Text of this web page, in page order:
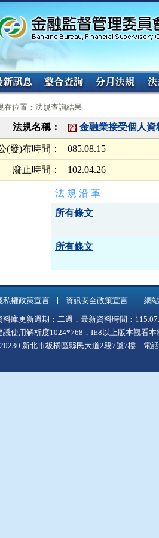
在位置：法規查詢結果
法規名稱： 廢 金融業接受個人
(發)布時間： 085.08.15
廢止時間： 102.04.26
法 規 沿 革
所有條文
所有條文
私權政策宣言 資訊安全政策宣言 網
料庫更新週期：二週，最新資料時間：
議使用解析度1024*768，IE8以上版本觀看本
新北市板橋區縣民大道2段7號7樓 電話